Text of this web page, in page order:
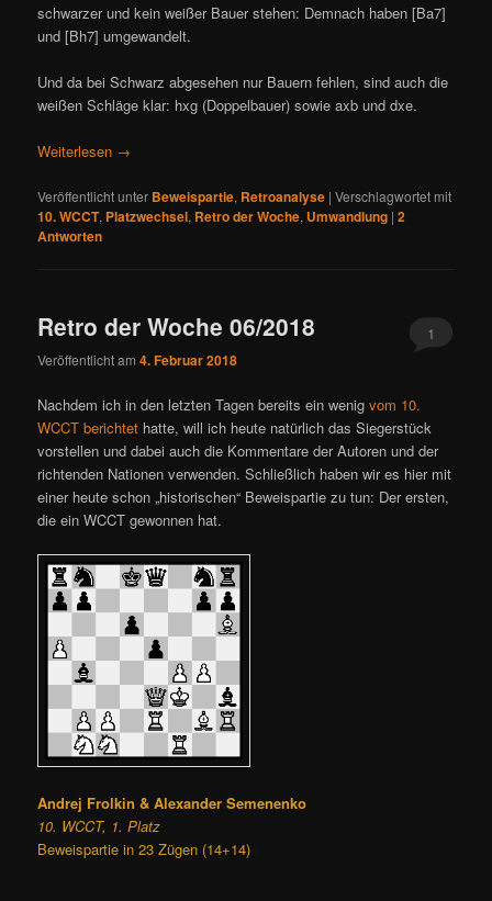
schwarzer und kein weißer Bauer stehen: Demnach haben [Ba7]
und [Bh7] umgewandelt.
Und da bei Schwarz abgesehen nur Bauern fehlen, sind auch die
weißen Schläge klar: hxg (Doppelbauer) sowie axb und dxe.
Weiterlesen →
Veröffentlicht unter Beweispartie, Retroanalyse |Verschlagwortet mit
10. WCCT, Platzwechsel, Retro der Woche, Umwandlung |2
Antworten
Retro der Woche 06/2018
Veröffentlicht am4. Februar 2018
1
Nachdem ich in den letzten Tagen bereits ein wenigvom 10.
WCCT berichtet hatte, will ich heute natürlich das Siegerstück
vorstellen und dabei auch die Kommentare der Autoren und der
richtenden Nationen verwenden. Schließlich haben wir es hier mit
einer heute schon „historischen“ Beweispartie zu tun: Der ersten,
die ein WCCT gewonnen hat.
Andrej Frolkin & Alexander Semenenko
10. WCCT, 1. Platz
Beweispartie in 23 Zügen (14+14)